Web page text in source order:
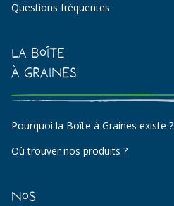
Questions fréquentes
La Boîte
à Graines
Pourquoi la Boîte à Graines existe ?
Où trouver nos produits ?
Nos